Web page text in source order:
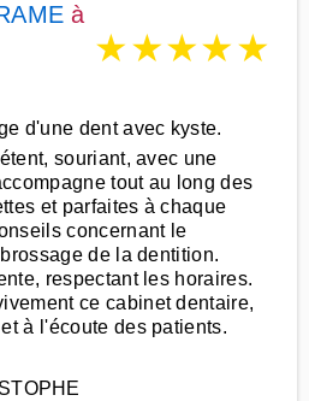
à
★★★★★
d'une dent avec kyste.
souriant, avec une
tout au long des
et parfaites à chaque
concernant le
de la dentition.
respectant les horaires.
ce cabinet dentaire,
à l'écoute des patients.